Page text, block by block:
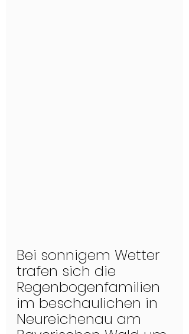
Bei sonnigem Wetter
trafen sich die
Regenbogenfamilien
im beschaulichen in
Neureichenau am